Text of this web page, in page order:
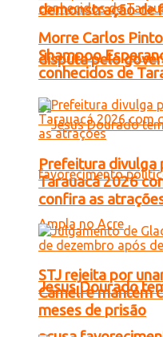
demonstração de
disputa pelo
Jesus Dourado
Morre Carlos
Shampoo
conhecidos de
Prefeitura divulga
Tarauacá 2026
confira as
STJ rejeita por
Cameli e mantém
meses de prisão